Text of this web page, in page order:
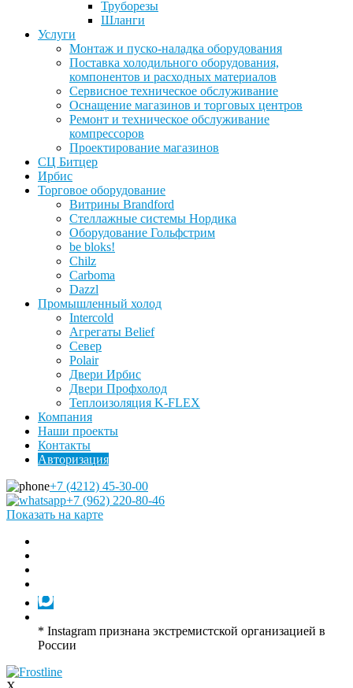
Труборезы
Шланги
Услуги
Монтаж и пуско-наладка оборудования
Поставка холодильного оборудования,
компонентов и расходных материалов
Сервисное техническое обслуживание
Оснащение магазинов и торговых центров
Ремонт и техническое обслуживание
компрессоров
Проектирование магазинов
СЦ Битцер
Ирбис
Торговое оборудование
Витрины Brandford
Стеллажные системы Нордика
Оборудование Гольфстрим
be bloks!
Chilz
Carboma
Dazzl
Промышленный холод
Intercold
Агрегаты Belief
Север
Polair
Двери Ирбис
Двери Профхолод
Теплоизоляция K-FLEX
Компания
Наши проекты
Контакты
Авторизация
+7 (4212) 45-30-00
+7 (962) 220-80-46
Показать на карте
* Instagram признана экстремистской организацией в
России